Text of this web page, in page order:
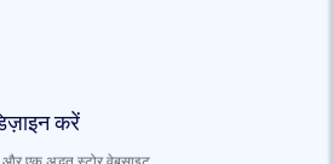
करें